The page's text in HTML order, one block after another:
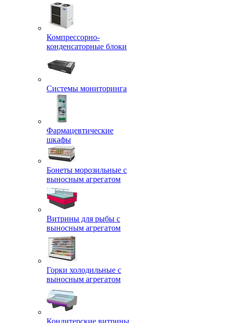
Компрессорно-
конденсаторные блоки
Системы мониторинга
Фармацевтические
шкафы
Бонеты морозильные с
выносным агрегатом
Витрины для рыбы с
выносным агрегатом
Горки холодильные с
выносным агрегатом
Кондитерские витрины